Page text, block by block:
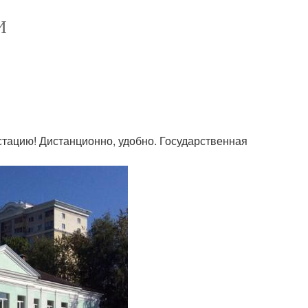
Дистанционно, удобно. Государственная